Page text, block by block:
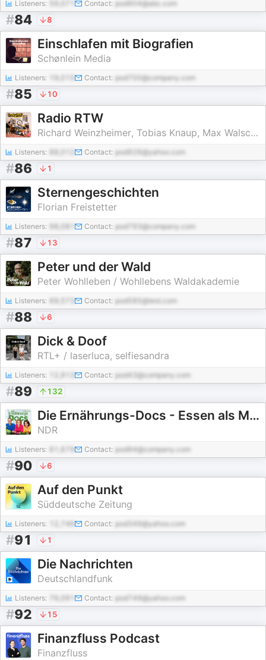
Listeners: Contact: pod904@abc.com
#84 8
Einschlafen mit Biografien
Schønlein Media
Listeners: Contact: pod700@company.com
#85 10
Radio RTW
Richard Weinzheimer, Tobias Knaup, Max Walscheid
Listeners: Contact: pod926@yahoo.com
#86 1
Sternengeschichten
Florian Freistetter
Listeners: Contact: pod793@company.com
#87 13
Peter und der Wald
Peter Wohlleben / Wohllebens Waldakademie
Listeners: Contact: pod585@test.com
#88 6
Dick & Doof
RTL+ / laserluca, selfiesandra
Listeners: Contact: pod43@company.com
#89 132
Die Ernährungs-Docs - Essen als Medizin
NDR
Listeners: Contact: pod94@company.com
#90 6
Auf den Punkt
Süddeutsche Zeitung
Listeners: 12,746 Contact: pod349@yahoo.com
#91 1
Die Nachrichten
Deutschlandfunk
Listeners: Contact: pod749@yahoo.com
#92 15
Finanzfluss Podcast
Finanzfluss